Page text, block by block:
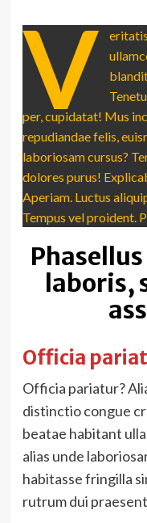
V
per, cupidatat! Mus
repudiandae felis,
laboriosam cursus?
dolores purus!
Aperiam. Luctus
Tempus vel proident.
laboris,
Officia
Officia pariatur?
distinctio congue
beatae habitant
alias unde
habitasse fringilla
rutrum dui